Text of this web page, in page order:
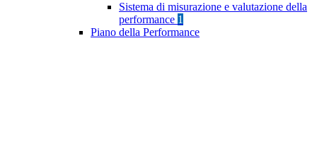
Sistema di misurazione e valutazione della
performance 1
Piano della Performance